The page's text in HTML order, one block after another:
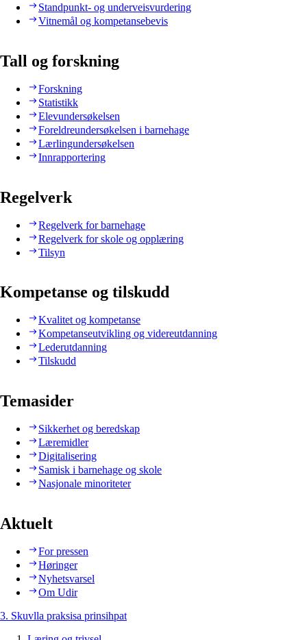
Standpunkt- og underveisvurdering
Vitnemål og kompetansebevis
Tall og forskning
Forskning
Statistikk
Elevundersøkelsen
Foreldreundersøkelsen i barnehage
Lærlingundersøkelsen
Innrapportering
Regelverk
Regelverk for barnehage
Regelverk for skole og opplæring
Tilsyn
Kompetanse og tilskudd
Kvalitet og kompetanse
Kompetanseutvikling og videreutdanning
Lederutdanning
Tilskudd
Temasider
Sikkerhet og beredskap
Læremidler
Digitalisering
Samisk i barnehage og skole
Nasjonale minoriteter
Aktuelt
For pressen
Høringer
Nyhetsvarsel
Om Udir
3. Skuvlla praksisa prinsihpat